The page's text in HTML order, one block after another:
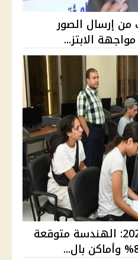
من إرسال الصور
الابتز...
تنسيق علمي رياضة 2026: الهندسة متوقعة